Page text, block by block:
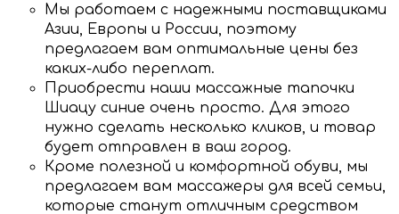
Мы работаем с надежными поставщиками
Азии, Европы и России, поэтому
предлагаем вам оптимальные цены без
каких-либо переплат.
Приобрести наши массажные тапочки
Шиацу синие очень просто. Для этого
нужно сделать несколько кликов, и товар
будет отправлен в ваш город.
Кроме полезной и комфортной обуви, мы
предлагаем вам массажеры для всей семьи,
которые станут отличным средством